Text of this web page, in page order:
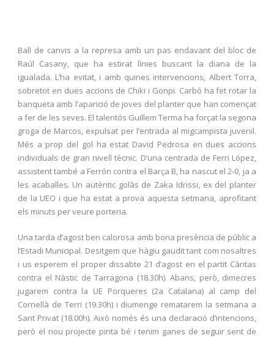
Ball de canvis a la represa amb un pas endavant del bloc de
Raúl Casany, que ha estirat línies buscant la diana de la
igualada. L’ha evitat, i amb quines intervencions, Albert Torra,
sobretot en dues accions de Chiki i Gonpi. Carbó ha fet rotar la
banqueta amb l’aparició de joves del planter que han començat
a fer de les seves. El talentós Guillem Terma ha forçat la segona
groga de Marcos, expulsat per l’entrada al migcampista juvenil.
Més a prop del gol ha estat David Pedrosa en dues accions
individuals de gran nivell tècnic. D’una centrada de Ferri López,
assistent també a Ferrón contra el Barça B, ha nascut el 2-0, ja a
les acaballes. Un autèntic golàs de Zaka Idrissi, ex del planter
de la UEO i que ha estat a prova aquesta setmana, aprofitant
els minuts per veure porteria.
Una tarda d’agost ben calorosa amb bona presència de públic a
l’Estadi Municipal. Desitgem que hàgiu gaudit tant com nosaltres
i us esperem el proper dissabte 21 d’agost en el partit Càritas
contra el Nàstic de Tarragona (18.30h). Abans, però, dimecres
jugarem contra la UE Porqueres (2a Catalana) al camp del
Cornellà de Terri (19.30h) i diumenge rematarem la setmana a
Sant Privat (18.00h). Això només és una declaració d’intencions,
però el nou projecte pinta bé i tenim ganes de seguir sent de